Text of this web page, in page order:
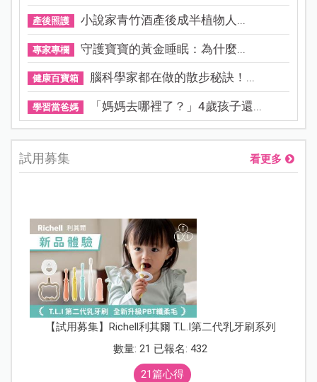
產後照護 小說家青竹酒產後成半植物人...
專家專欄 守護寶寶的黃金睡眠：為什麼...
健康百寶箱 腦科學家都在做的散步秘訣！...
學習當爸媽 「媽媽去哪裡了？」4歲孩子還...
試用募集 看更多
【試用募集】Richell利其爾 T.L.I第二代乳牙刷系列
數量: 21 已報名: 432
21篇心得